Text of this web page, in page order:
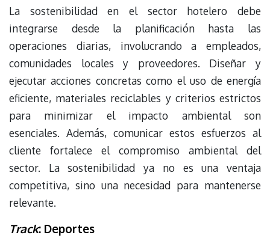
La sostenibilidad en el sector hotelero debe
integrarse desde la planificación hasta las
operaciones diarias, involucrando a empleados,
comunidades locales y proveedores. Diseñar y
ejecutar acciones concretas como el uso de energía
eficiente, materiales reciclables y criterios estrictos
para minimizar el impacto ambiental son
esenciales. Además, comunicar estos esfuerzos al
cliente fortalece el compromiso ambiental del
sector. La sostenibilidad ya no es una ventaja
competitiva, sino una necesidad para mantenerse
relevante.
Track: Deportes